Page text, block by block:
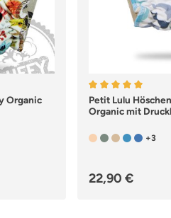
von 5 von 5 Sternen
Organic
Petit Lulu
Organic mit
+3
Regulärer
22,90 €